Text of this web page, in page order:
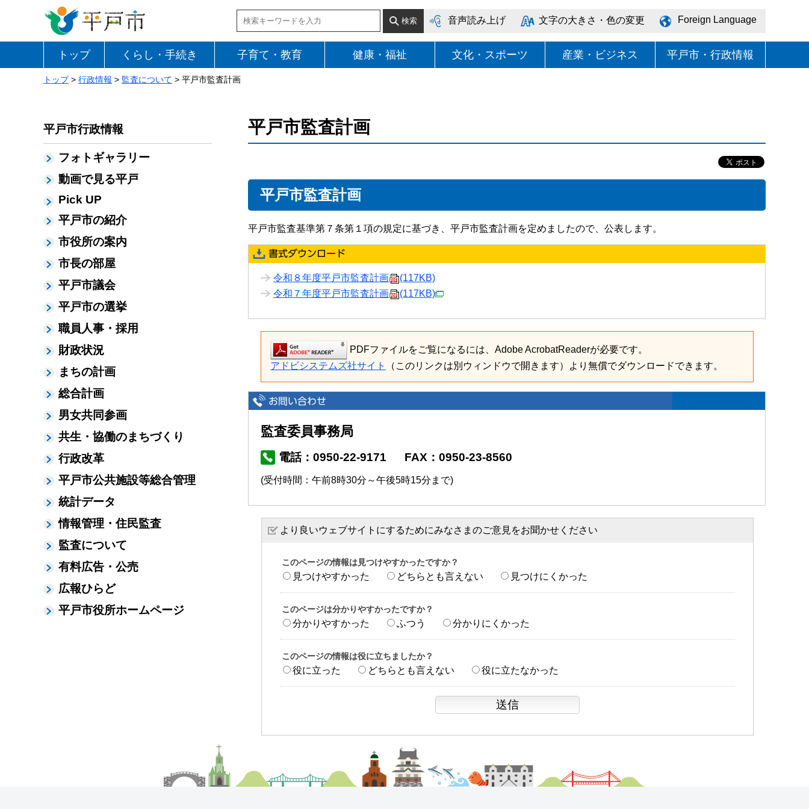
音声読み上げ 文字の大きさ・色の変更 Foreign Language
トップ くらし・手続き 子育て・教育 健康・福祉 文化・スポーツ 産業・ビジネス 平戸市・行政情報
トップ> 行政情報 > 監査について > 平戸市監査計画
平戸市行政情報
フォトギャラリー
動画で見る平戸
Pick UP
平戸市の紹介
市役所の案内
市長の部屋
平戸市議会
平戸市の選挙
職員人事・採用
財政状況
まちの計画
総合計画
男女共同参画
共生・協働のまちづくり
行政改革
平戸市公共施設等総合管理
統計データ
情報管理・住民監査
監査について
有料広告・公売
広報ひらど
平戸市役所ホームページ
平戸市監査計画
平戸市監査計画
平戸市監査基準第７条第１項の規定に基づき、平戸市監査計画を定めましたので、公表します。
令和８年度平戸市監査計画
(117KB)
令和７年度平戸市監査計画
(117KB)
PDFファイルをご覧になるには、Adobe AcrobatReaderが必要です。
アドビシステムズ社サイト
（このリンクは別ウィンドウで開きます）より無償でダウンロードできます。
監査委員事務局
電話：0950-22-9171 FAX：0950-23-8560
(受付時間：午前8時30分～午後5時15分まで)
より良いウェブサイトにするためにみなさまのご意見をお聞かせください
このページの情報は見つけやすかったですか？
見つけやすかった どちらとも言えない 見つけにくかった
このページは分かりやすかったですか？
分かりやすかった ふつう 分かりにくかった
このページの情報は役に立ちましたか？
役に立った どちらとも言えない 役に立たなかった